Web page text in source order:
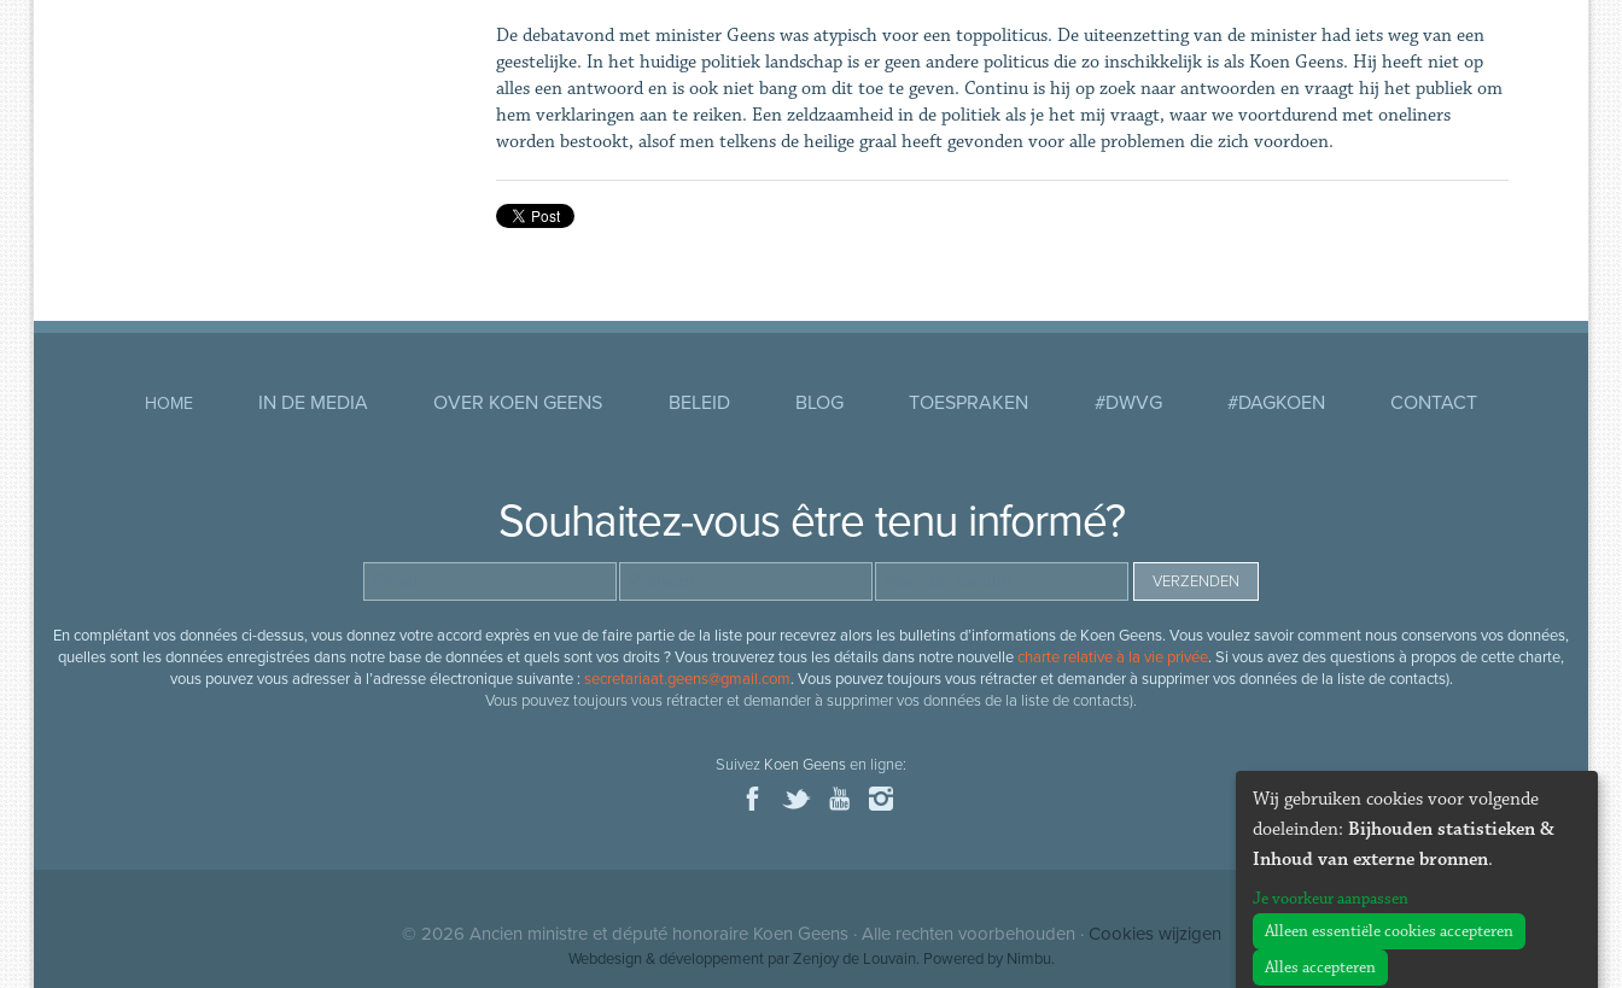
De debatavond met minister Geens was atypisch voor een toppoliticus. De uiteenzetting van de minister had iets weg van een
geestelijke. In het huidige politiek landschap is er geen andere politicus die zo inschikkelijk is als Koen Geens. Hij heeft niet op
alles een antwoord en is ook niet bang om dit toe te geven. Continu is hij op zoek naar antwoorden en vraagt hij het publiek om
hem verklaringen aan te reiken. Een zeldzaamheid in de politiek als je het mij vraagt, waar we voortdurend met oneliners
worden bestookt, alsof men telkens de heilige graal heeft gevonden voor alle problemen die zich voordoen.
HOME IN DE MEDIA OVER KOEN GEENS BELEID BLOG TOESPRAKEN #DWVG #DAGKOEN CONTACT
Souhaitez-vous être tenu informé?
En complétant vos données ci-dessus, vous donnez votre accord exprès en vue de faire partie de la liste pour recevrez alors les bulletins d’informations de Koen Geens. Vous voulez savoir comment nous conservons vos données,
quelles sont les données enregistrées dans notre base de données et quels sont vos droits ? Vous trouverez tous les détails dans notre nouvellecharte relative à la vie privée. Si vous avez des questions à propos de cette charte,
vous pouvez vous adresser à l’adresse électronique suivante : secretariaat.geens@gmail.com. Vous pouvez toujours vous rétracter et demander à supprimer vos données de la liste de contacts).
Vous pouvez toujours vous rétracter et demander à supprimer vos données de la liste de contacts).
Suivez Koen Geensen ligne:
© 2026 Ancien ministre et député honoraire Koen Geens · Alle rechten voorbehouden · Cookies wijzigen
Webdesign & développement par Zenjoy de Louvain. Powered by Nimbu.
Wij gebruiken cookies voor volgende
doeleinden: Bijhouden statistieken &
Inhoud van externe bronnen.
Je voorkeur aanpassen
Alleen essentiële cookies accepteren
Alles accepteren